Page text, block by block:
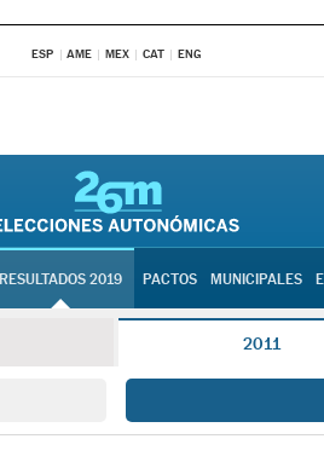
ESP AME MEX CAT ENG
RESULTADOS 2019 PACTOS MUNICIPALES
2011